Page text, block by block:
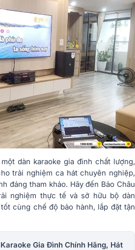
dàn karaoke gia đình chất lượng,
trải nghiệm ca hát chuyên nghiệp,
đáng tham khảo. Hãy đến Bảo Châu
nghiệm thực tế và sở hữu bộ dàn
cùng chế độ bảo hành, lắp đặt tận
Gia Đình Chính Hãng, Hát